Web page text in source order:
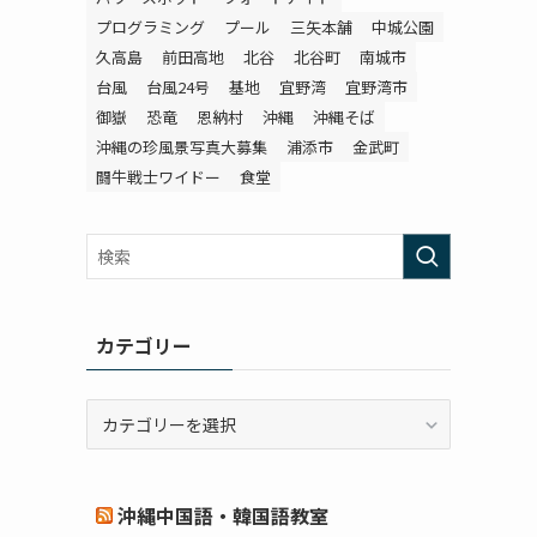
プログラミング
プール 三矢本舗
中城公園
久高島
前田高地 北谷 北谷町
南城市
台風
台風24号 基地 宜野湾
宜野湾市
御嶽
恐竜 恩納村 沖縄
沖縄そば
沖縄の珍風景写真大募集
浦添市
金武町
闘牛戦士ワイドー
食堂
カテゴリー
ー
沖縄中国語・韓国語教室